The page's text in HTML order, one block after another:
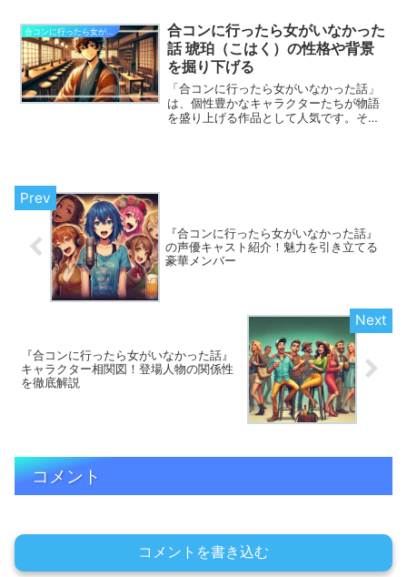
のように結末を迎えるのか、多くのファ
ンが注目しています。この記事では、最
終話の結末と見どころについて詳しく解
説します。物語全体のテーマやキャラク
ターたちの成長がどのように描かれてい
るのか、ラストシーンに込められたメッ
セージも含めて掘り下げていきます。
合コンに行ったら女がいなかった
話 琥珀（こはく）の性格や背景
を掘り下げる
「合コンに行ったら女がいなかった話」
は、個性豊かなキャラクターたちが物語
を盛り上げる作品として人気です。その
どのように活躍しているかを詳しく見て
いきましょう。
『合コンに行ったら女がいなかった話』
の声優キャスト紹介！魅力を引き立てる
豪華メンバー
『合コンに行ったら女がいなかった話』
キャラクター相関図！登場人物の関係性
を徹底解説
コメント
コメントを書き込む